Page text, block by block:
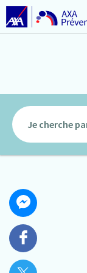
Je cherche
Partager
cet
article
Partager
sur
Messenger
Partager
sur